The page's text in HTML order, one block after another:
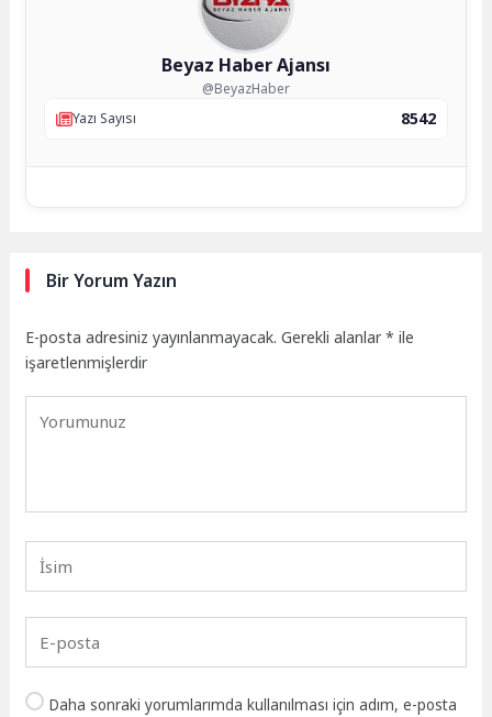
Beyaz Haber Ajansı
@BeyazHaber
Yazı Sayısı
8542
Bir Yorum Yazın
E-posta adresiniz yayınlanmayacak. Gerekli alanlar* ile
işaretlenmişlerdir
Daha sonraki yorumlarımda kullanılması için adım, e-posta